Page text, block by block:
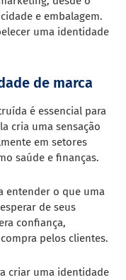
e embalagem.
uma identidade
de marca
é essencial para
cria uma sensação
em setores
saúde e finanças.
entender o que uma
de seus
confiança,
pelos clientes.
criar uma identidade